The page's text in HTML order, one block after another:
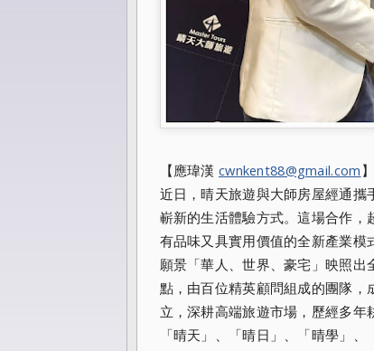
【應瑋漢 cwnkent88@gmail.com
近日，晴天旅遊與大師房屋經通
嶄新的生活體驗方式。這場合作
有品味又具實用價值的全新產業
願景「華人、世界、豪宅」映照
點，由百位精英顧問組成的團隊
立，深耕高端旅遊市場，歷經多
「晴天」、「晴日」、「晴學」